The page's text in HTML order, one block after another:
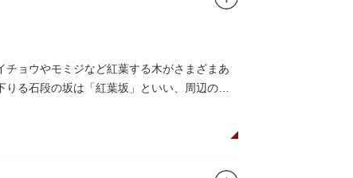
ョウやモミジなど紅葉する木がさまざまあ
る石段の坂は「紅葉坂」といい、周辺の紅